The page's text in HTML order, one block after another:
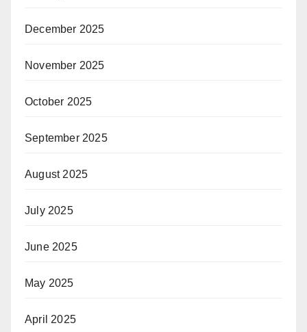
December 2025
November 2025
October 2025
September 2025
August 2025
July 2025
June 2025
May 2025
April 2025